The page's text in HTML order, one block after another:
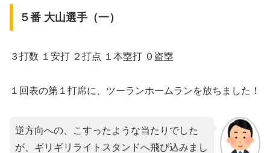
５番 大山選手（一）
３打数 １安打 ２打点 １本塁打 ０盗塁
１回表の第１打席に、ツーランホームランを放ちました！
逆方向への、こすったような当たりでした
が、ギリギリライトスタンドへ飛び込みまし